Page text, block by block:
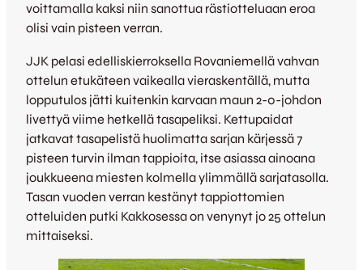
voittamalla kaksi niin sanottua rästiotteluaan eroa
olisi vain pisteen verran.
JJK pelasi edelliskierroksella Rovaniemellä vahvan
ottelun etukäteen vaikealla vieraskentällä, mutta
lopputulos jätti kuitenkin karvaan maun 2-0-johdon
livettyä viime hetkellä tasapeliksi. Kettupaidat
jatkavat tasapelistä huolimatta sarjan kärjessä 7
pisteen turvin ilman tappioita, itse asiassa ainoana
joukkueena miesten kolmella ylimmällä sarjatasolla.
Tasan vuoden verran kestänyt tappiottomien
otteluiden putki Kakkosessa on venynyt jo 25 ottelun
mittaiseksi.